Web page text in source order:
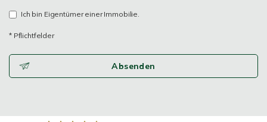
Ich bin Eigentümer einer Immobilie.
* Pflichtfelder
Absenden